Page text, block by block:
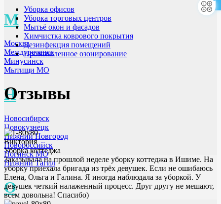
М
Москва
Междуреченск
Минусинск
Мытищи МО
Н
Новосибирск
Новокузнецк
Нижний Новгород
Новороссийск
Ногинск МО
Нижний Тагил
О
Уборка офисов
Уборка торговых центров
Мытьё окон и фасадов
Химчистка коврового покрытия
Дезинфекция помещений
Промышленное озонирование
Отзывы
Виктория
Уборка коттеджа
Заказывала на прошлой неделе уборку коттеджа в Ишиме. На
уборку приехала бригада из трёх девушек. Если не ошибаюсь
Елена, Ольга и Галина. Я иногда наблюдала за уборкой. У
девушек четкий налаженный процесс. Друг другу не мешают,
всем довольна! Спасибо)